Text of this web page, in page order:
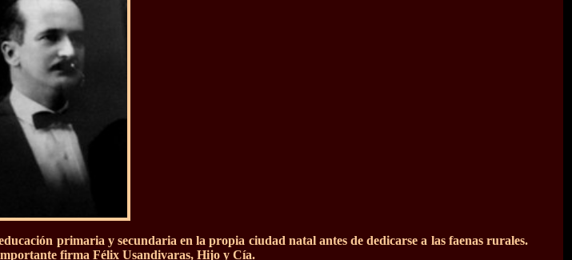
primaria y secundaria en la propia ciudad natal antes de dedicarse a las faenas rurales.
firma Félix Usandivaras, Hijo y Cía.